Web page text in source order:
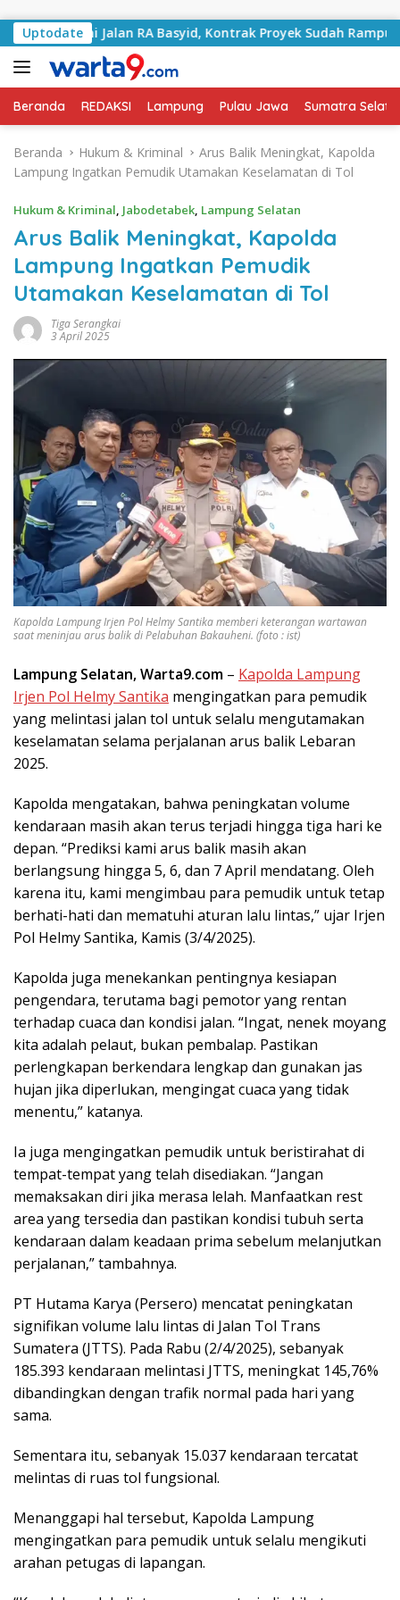
Uptodate
Jalan RA Basyid, Kontrak Proyek Sudah Rampung
Beranda REDAKSI Lampung Pulau Jawa Sumatra
Beranda Hukum & Kriminal
Arus Balik Meningkat, Kapolda
Lampung Ingatkan Pemudik Utamakan Keselamatan di Tol
Hukum & Kriminal, Jabodetabek, Lampung Selatan
Arus Balik Meningkat, Kapolda
Lampung Ingatkan Pemudik
Utamakan Keselamatan di Tol
Tiga Serangkai
3 April 2025
Kapolda Lampung Irjen Pol Helmy Santika memberi keterangan wartawan
saat meninjau arus balik di Pelabuhan Bakauheni. (foto : ist)
Lampung Selatan, Warta9.com – Kapolda Lampung
Irjen Pol Helmy Santika mengingatkan para pemudik
yang melintasi jalan tol untuk selalu mengutamakan
keselamatan selama perjalanan arus balik Lebaran
2025.
Kapolda mengatakan, bahwa peningkatan volume
kendaraan masih akan terus terjadi hingga tiga hari ke
depan. “Prediksi kami arus balik masih akan
berlangsung hingga 5, 6, dan 7 April mendatang. Oleh
karena itu, kami mengimbau para pemudik untuk tetap
berhati-hati dan mematuhi aturan lalu lintas,” ujar Irjen
Pol Helmy Santika, Kamis (3/4/2025).
Kapolda juga menekankan pentingnya kesiapan
pengendara, terutama bagi pemotor yang rentan
terhadap cuaca dan kondisi jalan. “Ingat, nenek moyang
kita adalah pelaut, bukan pembalap. Pastikan
perlengkapan berkendara lengkap dan gunakan jas
hujan jika diperlukan, mengingat cuaca yang tidak
menentu,” katanya.
Ia juga mengingatkan pemudik untuk beristirahat di
tempat-tempat yang telah disediakan. “Jangan
memaksakan diri jika merasa lelah. Manfaatkan rest
area yang tersedia dan pastikan kondisi tubuh serta
kendaraan dalam keadaan prima sebelum melanjutkan
perjalanan,” tambahnya.
PT Hutama Karya (Persero) mencatat peningkatan
signifikan volume lalu lintas di Jalan Tol Trans
Sumatera (JTTS). Pada Rabu (2/4/2025), sebanyak
185.393 kendaraan melintasi JTTS, meningkat 145,76%
dibandingkan dengan trafik normal pada hari yang
sama.
Sementara itu, sebanyak 15.037 kendaraan tercatat
melintas di ruas tol fungsional.
Menanggapi hal tersebut, Kapolda Lampung
mengingatkan para pemudik untuk selalu mengikuti
arahan petugas di lapangan.